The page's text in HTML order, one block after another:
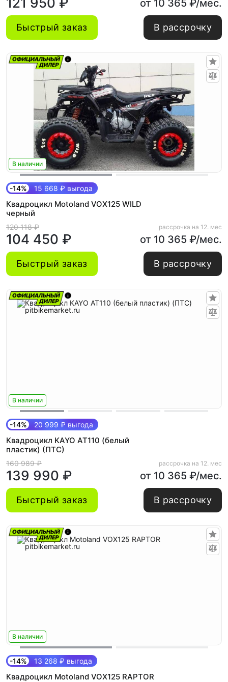
от 10 365 ₽/мес.
Быстрый заказ В рассрочку
В наличии
-14% 15 668 ₽ выгода
Квадроцикл Motoland VOX125 WILD
черный
120 118 ₽
104 450 ₽
рассрочка на 12. мес
от 10 365 ₽/мес.
Быстрый заказ В рассрочку
В наличии
-14% 20 999 ₽ выгода
Квадроцикл KAYO AT110 (белый
пластик) (ПТС)
160 989 ₽
139 990 ₽
рассрочка на 12. мес
от 10 365 ₽/мес.
Быстрый заказ В рассрочку
В наличии
-14% 13 268 ₽ выгода
Квадроцикл Motoland VOX125 RAPTOR